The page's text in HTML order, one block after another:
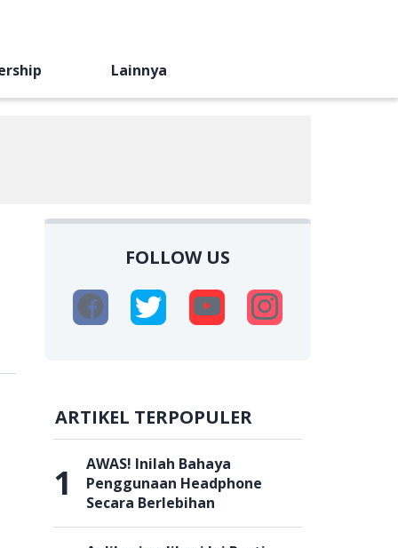
Lainnya
FOLLOW US
ARTIKEL TERPOPULER
1
AWAS! Inilah Bahaya
Penggunaan Headphone
Secara Berlebihan